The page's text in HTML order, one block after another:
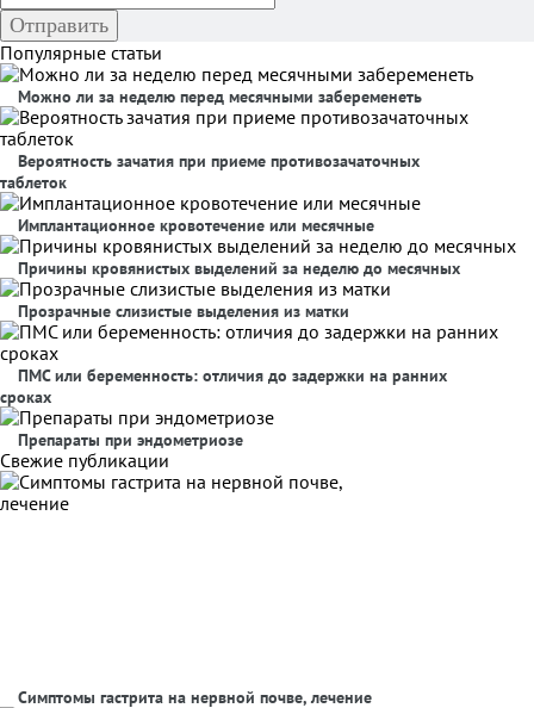
Популярные статьи
Можно ли за неделю перед месячными забеременеть
Вероятность зачатия при приеме противозачаточных
таблеток
Имплантационное кровотечение или месячные
Причины кровянистых выделений за неделю до месячных
Прозрачные слизистые выделения из матки
ПМС или беременность: отличия до задержки на ранних
сроках
Препараты при эндометриозе
Свежие публикации
Симптомы гастрита на нервной почве, лечение